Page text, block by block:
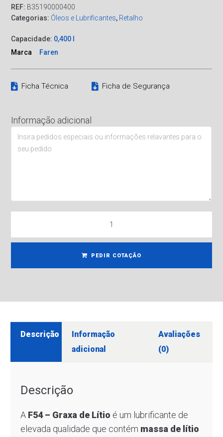
REF: B35190000400
Categorias: Óleos e Lubrificantes, Retalho
Capacidade: 0,400 l
Marca
Faren
Ficha Técnica Ficha de Segurança
Informação adicional
PEDIR COTAÇÃO
Descrição
Informação
adicional
Avaliações
(0)
Descrição
A F54 – Graxa de Lítio é um lubrificante de
elevada qualidade que contém massa de lítio